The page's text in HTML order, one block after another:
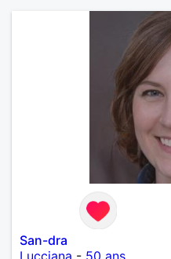
San-dra
Lucciana - 50 ans